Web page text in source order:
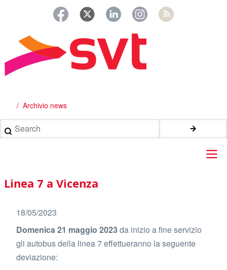
principale
Briciole
di
pane
Archivio news
Search
Main
navigation
Linea 7 a Vicenza
18/05/2023
Domenica 21 maggio 2023da inizio a fine servizio
gli autobus della linea 7 effettueranno la seguente
deviazione: